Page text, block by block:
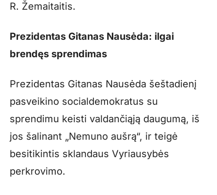
R. Žemaitaitis.
Prezidentas Gitanas Nausėda: ilgai
brendęs sprendimas
Prezidentas Gitanas Nausėda šeštadienį
pasveikino socialdemokratus su
sprendimu keisti valdančiąją daugumą, iš
jos šalinant „Nemuno aušrą“, ir teigė
besitikintis sklandaus Vyriausybės
perkrovimo.